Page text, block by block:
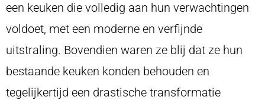
een keuken die volledig aan hun verwachtingen
voldoet, met een moderne en verfijnde
uitstraling. Bovendien waren ze blij dat ze hun
bestaande keuken konden behouden en
tegelijkertijd een drastische transformatie